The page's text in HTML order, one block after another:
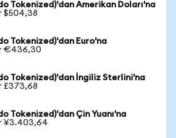
Tokenized)'dan Amerikan Doları'na
$504,38
Tokenized)'dan Euro'na
€436,30
Tokenized)'dan İngiliz Sterlini'na
£373,68
Tokenized)'dan Çin Yuanı'na
¥3.403,64